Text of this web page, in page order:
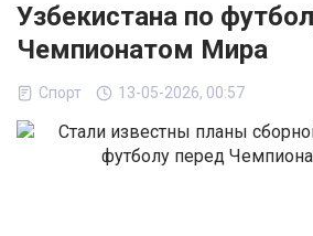
Узбекистана по
Чемпионатом Мира
Спорт 13-05-2026, 00:57